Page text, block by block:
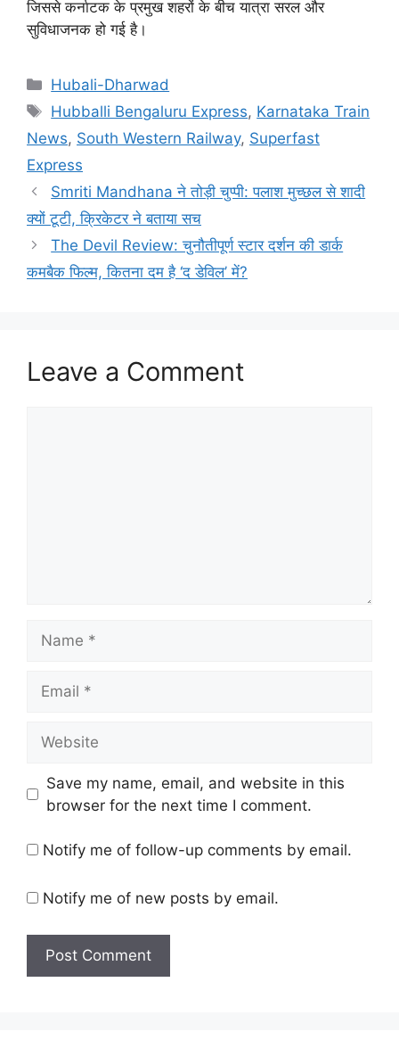
जिससे कर्नाटक के प्रमुख शहरों के बीच यात्रा सरल और
सुविधाजनक हो गई है।
Categories
Hubali-Dharwad
Tags
Hubballi Bengaluru Express, Karnataka Train
News, South Western Railway, Superfast
Express
Smriti Mandhana ने तोड़ी चुप्पी: पलाश मुच्छल से शादी
क्यों टूटी, क्रिकेटर ने बताया सच
The Devil Review: चुनौतीपूर्ण स्टार दर्शन की डार्क
कमबैक फिल्म, कितना दम है ‘द डेविल’ में?
Leave a Comment
Save my name, email, and website in this
browser for the next time I comment.
Notify me of follow-up comments by email.
Notify me of new posts by email.